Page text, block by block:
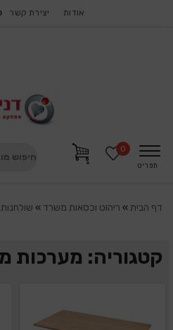
אודות יצירת קשר
תפריט
0
דף הבית» ריהוט וכסאות משרד »
קטגוריה: מערכות